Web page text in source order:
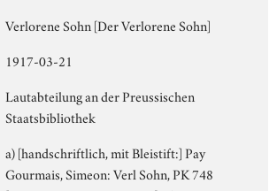
Verlorene Sohn [Der Verlorene Sohn]
1917-03-21
Lautabteilung an der Preussischen
Staatsbibliothek
a) [handschriftlich, mit Bleistift:] Pay
Gourmais, Simeon: Verl Sohn, PK 748